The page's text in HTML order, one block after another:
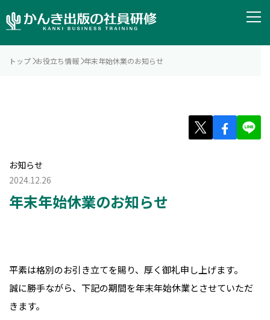
トップ お役立ち情報 年末年始休業のお知らせ
お知らせ
2024.12.26
年末年始休業のお知らせ
平素は格別のお引き立てを賜り、厚く御礼申し上げます。
誠に勝手ながら、下記の期間を年末年始休業とさせていただ
きます。